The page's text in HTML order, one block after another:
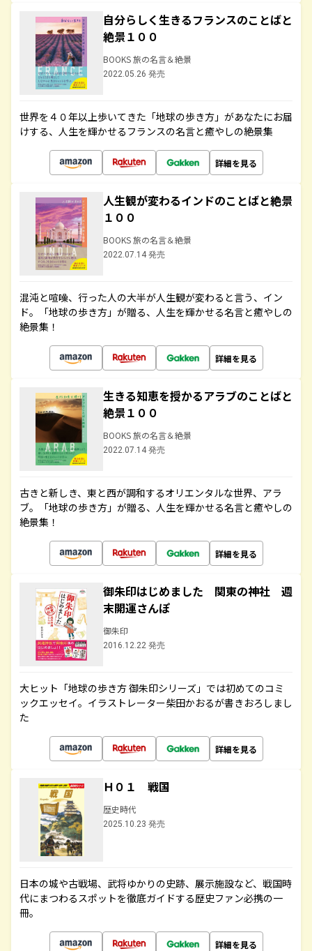
自分らしく生きるフランスのことばと
絶景１００
BOOKS 旅の名言＆絶景
2022.05.26 発売
世界を４０年以上歩いてきた「地球の歩き方」があなたにお届
けする、人生を輝かせるフランスの名言と癒やしの絶景集
詳細を見る
人生観が変わるインドのことばと絶景
１００
BOOKS 旅の名言＆絶景
2022.07.14 発売
混沌と喧噪、行った人の大半が人生観が変わると言う、イン
ド。「地球の歩き方」が贈る、人生を輝かせる名言と癒やしの
絶景集！
詳細を見る
生きる知恵を授かるアラブのことばと
絶景１００
BOOKS 旅の名言＆絶景
2022.07.14 発売
古きと新しき、東と西が調和するオリエンタルな世界、アラ
ブ。「地球の歩き方」が贈る、人生を輝かせる名言と癒やしの
絶景集！
詳細を見る
御朱印はじめました 関東の神社 週
末開運さんぽ
御朱印
2016.12.22 発売
大ヒット「地球の歩き方 御朱印シリーズ」では初めてのコミ
ックエッセイ。イラストレーター柴田かおるが書きおろしまし
た
詳細を見る
Ｈ０１ 戦国
歴史時代
2025.10.23 発売
日本の城や古戦場、武将ゆかりの史跡、展示施設など、戦国時
代にまつわるスポットを徹底ガイドする歴史ファン必携の一
冊。
詳細を見る